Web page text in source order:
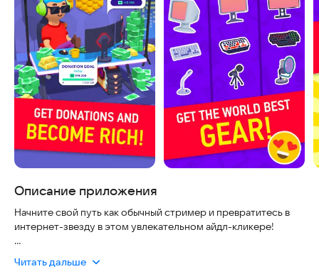
Описание приложения
Начните свой путь как обычный стример и превратитесь в
интернет-звезду в этом увлекательном айдл-кликере!
Читать дальше